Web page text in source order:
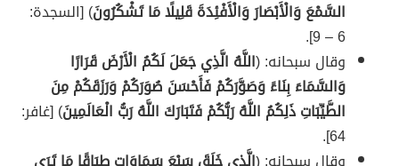
السَّمْعَ وَالْأَبْصَارَ وَالْأَفْئِدَةَ قَلِيلًا مَا تَشْكُرُونَ) [السجدة:
6 – 9].
وقال سبحانه: (اللَّهُ الَّذِي جَعَلَ لَكُمُ الْأَرْضَ قَرَارًا
وَالسَّمَاءَ بِنَاءً وَصَوَّرَكُمْ فَأَحْسَنَ صُوَرَكُمْ وَرَزَقَكُمْ مِنَ
الطَّيِّبَاتِ ذَلِكُمُ اللَّهُ رَبُّكُمْ فَتَبَارَكَ اللَّهُ رَبُّ الْعَالَمِينَ) [غافر:
64].